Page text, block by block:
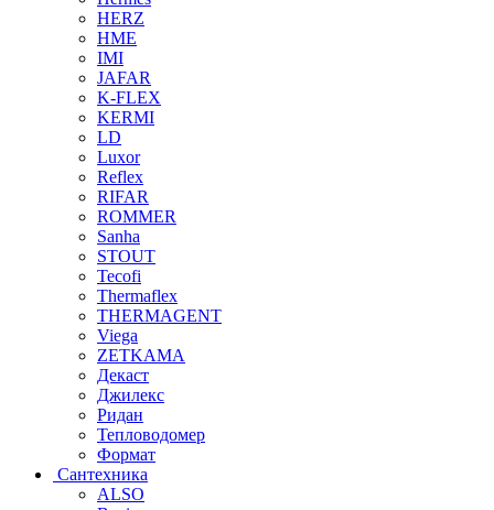
HERZ
HME
IMI
JAFAR
K-FLEX
KERMI
LD
Luxor
Reflex
RIFAR
ROMMER
Sanha
STOUT
Tecofi
Thermaflex
THERMAGENT
Viega
ZETKAMA
Декаст
Джилекс
Ридан
Тепловодомер
Формат
Сантехника
ALSO